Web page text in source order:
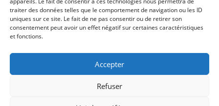
traiter des données telles que le comportement de navigation ou les ID
uniques sur ce site. Le fait de ne pas consentir ou de retirer son
consentement peut avoir un effet négatif sur certaines caractéristiques
et fonctions.
Accepter
Refuser
Recrutement
Mentions légales
Politique de confidentialité
SUIVEZ-NOUS